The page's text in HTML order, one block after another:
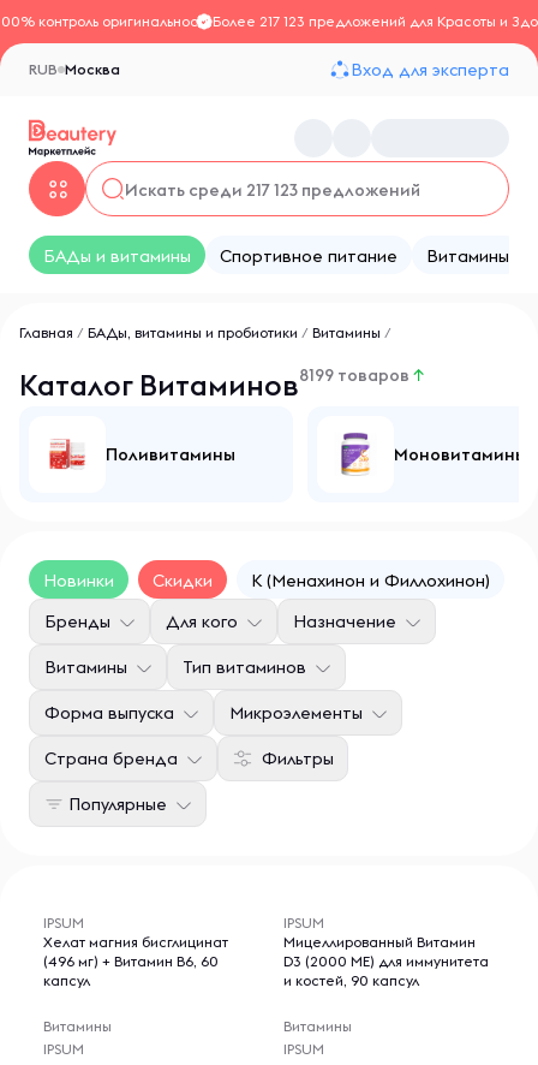
контроль оригинальностиБолее 217 123 предложений для Красоты и
Москва
RUB Вход для эксперта
БАДы и витамины Спортивное питание Витамины
Главная / БАДы, витамины и пробиотики / Витамины /
Каталог Витаминов8199 товаров ↑
Поливитамины Моновитамины
Новинки Скидки K (Менахинон и Филлохинон)
Фильтры
Бренды Для кого Назначение
Витамины Тип витаминов
Форма выпуска Микроэлементы
Страна бренда
Популярные
IPSUM
Хелат магния бисглицинат
(496 мг) + Витамин B6, 60
капсул
Витамины
IPSUM
IPSUM
Мицеллированный Витамин
D3 (2000 МЕ) для иммунитета
и костей, 90 капсул
Витамины
IPSUM